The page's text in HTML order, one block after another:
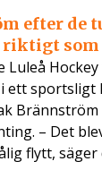
efter de
riktigt
Luleå
ett sportsligt
Brännström
– Det
flytt, säger